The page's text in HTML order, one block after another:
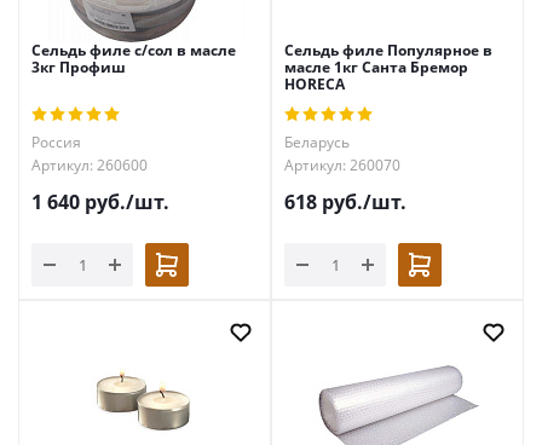
Сельдь филе с/сол в масле
3кг Профиш
Россия
Артикул: 260600
1 640 руб./шт.
Сельдь филе Популярное в
масле 1кг Санта Бремор
HORECA
Беларусь
Артикул: 260070
618 руб./шт.